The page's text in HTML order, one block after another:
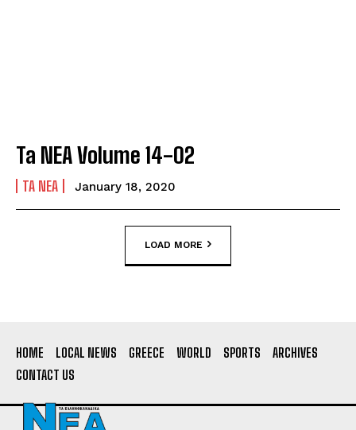
Ta NEA Volume 14-02
TA NEA January 18, 2020
LOAD MORE
HOME LOCAL NEWS GREECE WORLD SPORTS
ARCHIVES
CONTACT US